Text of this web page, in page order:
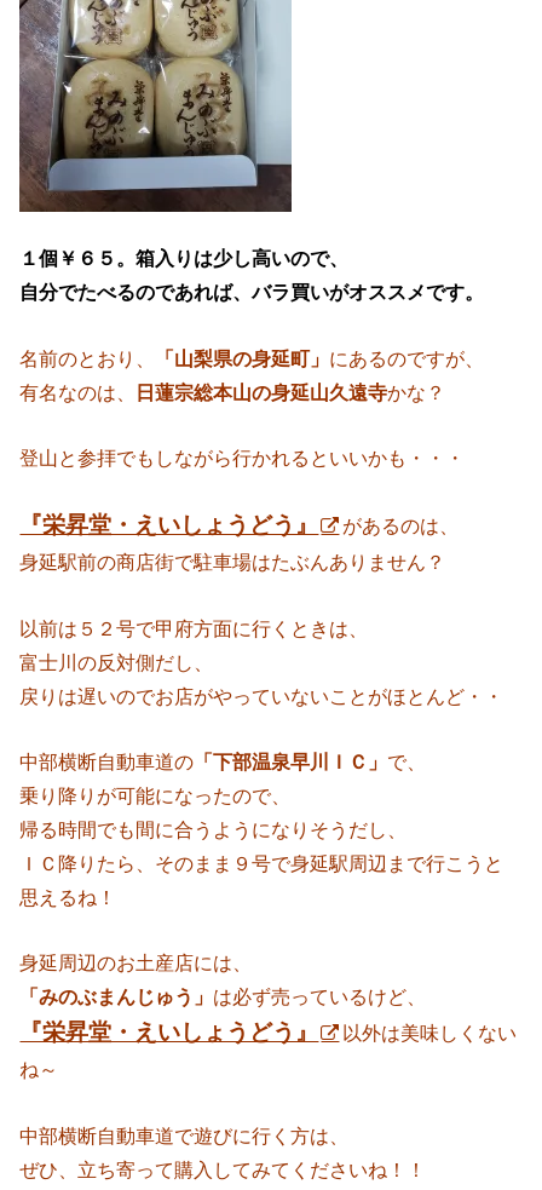
１個￥６５。箱入りは少し高いので、
自分でたべるのであれば、バラ買いがオススメです。
名前のとおり、 「山梨県の身延町」 にあるのですが、
有名なのは、
日蓮宗総本山の身延山久遠寺かな？
登山と参拝でもしながら行かれるといいかも・・・
『栄昇堂・えいしょうどう』
があるのは、
身延駅前の商店街で駐車場はたぶんありません？
以前は５２号で甲府方面に行くときは、
富士川の反対側だし、
戻りは遅いのでお店がやっていないことがほとんど・・
中部横断自動車道の 「下部温泉早川ＩＣ」 で、
乗り降りが可能になったので、
帰る時間でも間に合うようになりそうだし、
ＩＣ降りたら、そのまま９号で身延駅周辺まで行こうと
思えるね！
身延周辺のお土産店には、
「みのぶまんじゅう」 は必ず売っているけど、
『栄昇堂・えいしょうどう』
以外は美味しくない
ね～
中部横断自動車道で遊びに行く方は、
ぜひ、立ち寄って購入してみてくださいね！！